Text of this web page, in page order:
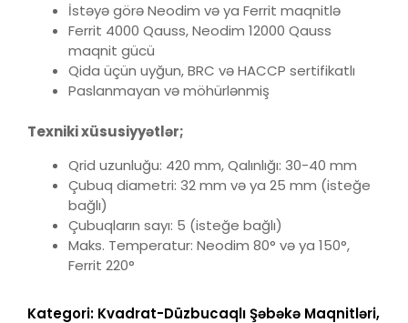
İstəyə görə Neodim və ya Ferrit maqnitlə
Ferrit 4000 Qauss, Neodim 12000 Qauss
maqnit gücü
Qida üçün uyğun, BRC və HACCP sertifikatlı
Paslanmayan və möhürlənmiş
Texniki xüsusiyyətlər;
Qrid uzunluğu: 420 mm, Qalınlığı: 30-40 mm
Çubuq diametri: 32 mm və ya 25 mm (isteğe
bağlı)
Çubuqların sayı: 5 (isteğe bağlı)
Maks. Temperatur: Neodim 80° və ya 150°,
Ferrit 220°
Kategori: Kvadrat-Düzbucaqlı Şəbəkə Maqnitləri,